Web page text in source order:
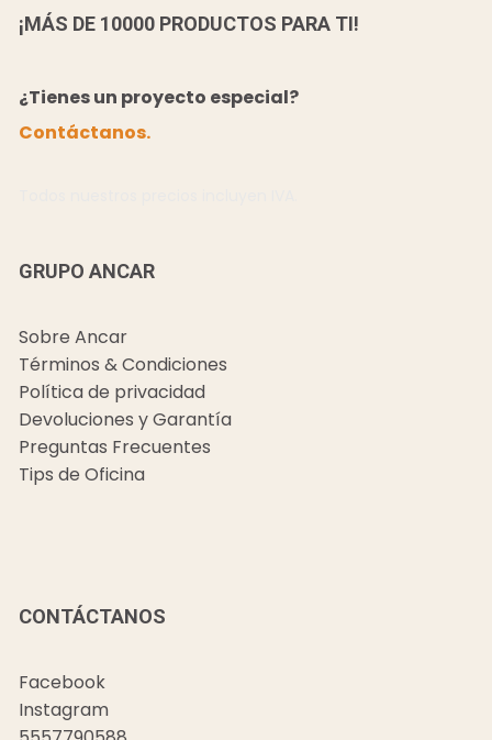
¡MÁS DE 10000 PRODUCTOS PARA TI!
¿Tienes un proyecto especial?
Contáctanos.
GRUPO ANCAR
Sobre Ancar
Términos & Condiciones
Política de privacidad
Devoluciones y Garantía
Preguntas Frecuentes
Tips de Oficina
CONTÁCTANOS
Facebook
Instagram